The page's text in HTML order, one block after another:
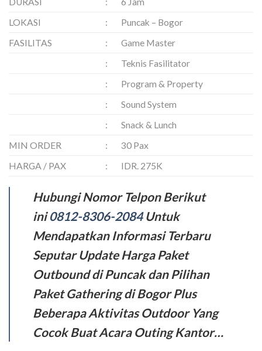
LOKASI
:
Puncak – Bogor
FASILITAS
:
Game Master
:
Teknis Fasilitator
:
Program & Property
:
Sound System
:
Snack & Lunch
MIN ORDER
:
30 Pax
HARGA / PAX
: IDR. 275K
Hubungi Nomor Telpon Berikut
ini0812-8306-2084Untuk
Mendapatkan Informasi Terbaru
Seputar Update Harga Paket
Outbound di Puncak dan Pilihan
Paket Gathering di Bogor Plus
Beberapa Aktivitas Outdoor Yang
Cocok Buat Acara Outing Kantor…